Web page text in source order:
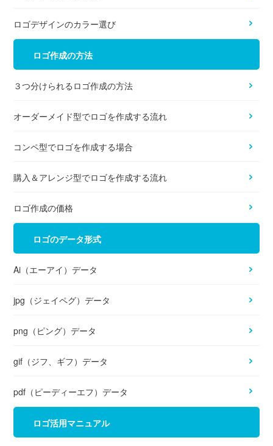
ロゴデザインのカラー選び
ロゴ作成の方法
３つ分けられるロゴ作成の方法
オーダーメイド型でロゴを作成する流れ
コンペ型でロゴを作成する場合
購入＆アレンジ型でロゴを作成する流れ
ロゴ作成の価格
ロゴのデータ形式
Ai（エーアイ）データ
jpg（ジェイペグ）データ
png（ピング）データ
gif（ジフ、ギフ）データ
pdf（ピーディーエフ）データ
ロゴ活用マニュアル